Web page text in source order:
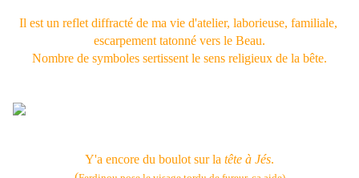
Il est un reflet diffracté de ma vie d'atelier, laborieuse, familiale,
escarpement tatonné vers le Beau.
Nombre de symboles sertissent le sens religieux de la bête.
Y'a encore du boulot sur la tête à Jés.